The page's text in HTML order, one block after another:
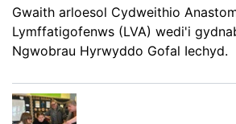
Gwaith arloesol Cydweithio
Lymffatigofenws (LVA) wedi'i
Ngwobrau Hyrwyddo Gofal Iechyd.